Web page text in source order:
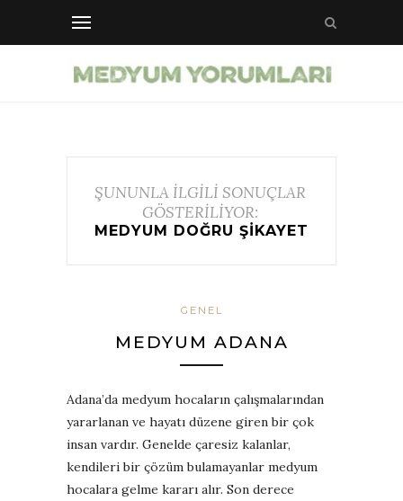
ŞUNUNLA İLGİLİ SONUÇLAR
GÖSTERİLİYOR:
MEDYUM DOĞRU ŞIKAYET
GENEL
MEDYUM ADANA
Adana’da medyum hocaların çalışmalarından
yararlanan ve hayatı düzene giren bir çok
insan vardır. Genelde çaresiz kalanlar,
kendileri bir çözüm bulamayanlar medyum
hocalara gelme kararı alır. Son derece